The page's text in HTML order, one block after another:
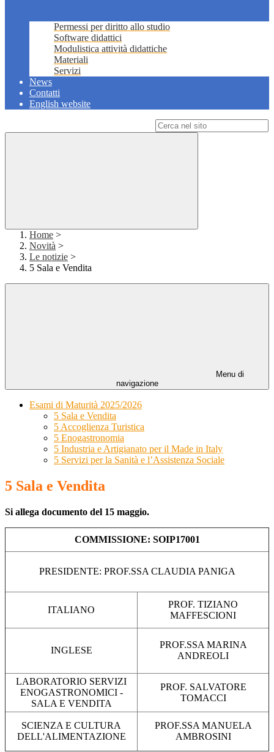
Permessi per diritto allo studio
Software didattici
Modulistica attività didattiche
Materiali
Servizi
News
Contatti
English website
Home >
Novità >
Le notizie >
5 Sala e Vendita
Menu di
navigazione
Esami di Maturità 2025/2026
5 Sala e Vendita
5 Accoglienza Turistica
5 Enogastronomia
5 Industria e Artigianato per il Made in Italy
5 Servizi per la Sanità e l’Assistenza Sociale
5 Sala e Vendita
Si allega documento del 15 maggio.
COMMISSIONE: SOIP17001
PRESIDENTE: PROF.SSA CLAUDIA PANIGA
ITALIANO
PROF. TIZIANO
MAFFESCIONI
INGLESE
PROF.SSA MARINA
ANDREOLI
LABORATORIO SERVIZI
ENOGASTRONOMICI -
SALA E VENDITA
PROF. SALVATORE
TOMACCI
SCIENZA E CULTURA
DELL'ALIMENTAZIONE
PROF.SSA MANUELA
AMBROSINI